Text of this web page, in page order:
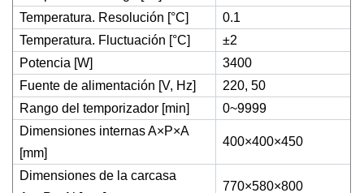
Temperatura. Resolución [°C]
0.1
Temperatura. Fluctuación [°C]
±2
Potencia [W]
3400
Fuente de alimentación [V, Hz]
220, 50
Rango del temporizador [min]
0~9999
Dimensiones internas A×P×A
[mm]
400×400×450
Dimensiones de la carcasa
770×580×800